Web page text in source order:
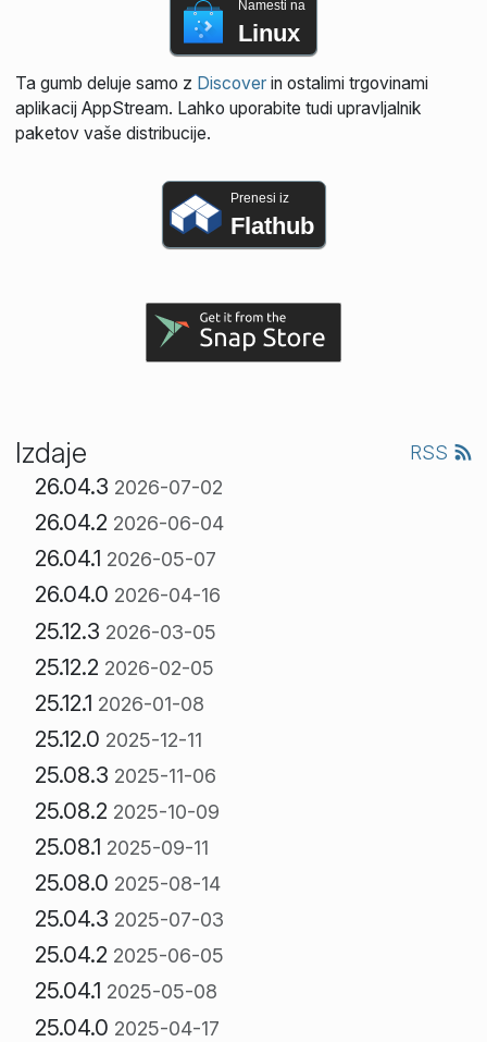
Namesti na
Linux
Ta gumb deluje samo z Discoverin ostalimi trgovinami
aplikacij AppStream. Lahko uporabite tudi upravljalnik
paketov vaše distribucije.
Prenesi iz
Flathub
Izdaje RSS
26.04.3 2026-07-02
26.04.2 2026-06-04
26.04.1 2026-05-07
26.04.0 2026-04-16
25.12.3 2026-03-05
25.12.2 2026-02-05
25.12.1 2026-01-08
25.12.0 2025-12-11
25.08.3 2025-11-06
25.08.2 2025-10-09
25.08.1 2025-09-11
25.08.0 2025-08-14
25.04.3 2025-07-03
25.04.2 2025-06-05
25.04.1 2025-05-08
25.04.0 2025-04-17